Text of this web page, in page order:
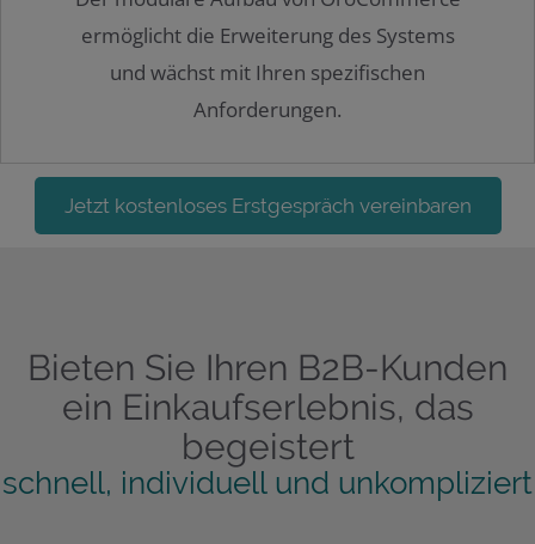
ermöglicht die Erweiterung des Systems
und wächst mit Ihren spezifischen
Anforderungen.
Jetzt kostenloses Erstgespräch vereinbaren
Bieten Sie Ihren B2B-Kunden
ein Einkaufserlebnis, das
begeistert
schnell, individuell und unkompliziert